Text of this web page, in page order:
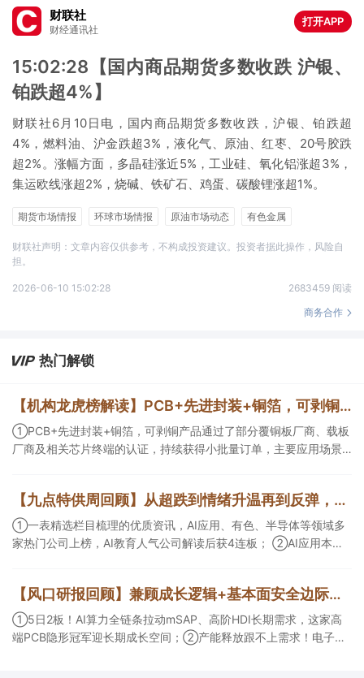
财联社
财经通讯社
打开APP
15:02:28【国内商品期货多数收跌 沪银、
铂跌超4%】
财联社6月10日电，国内商品期货多数收跌，沪银、铂跌超
4%，燃料油、沪金跌超3%，液化气、原油、红枣、20号胶跌
超2%。涨幅方面，多晶硅涨近5%，工业硅、氧化铝涨超3%，
集运欧线涨超2%，烧碱、铁矿石、鸡蛋、碳酸锂涨超1%。
期货市场情报 环球市场情报 原油市场动态
有色金属
财联社声明：文章内容仅供参考，不构成投资建议。投资者据此操作，风险自
担。
2026-06-10 15:02:28
2683459 阅读
商务合作
热门解锁
【机构龙虎榜解读】PCB+先进封装+铜箔，可剥铜产品通过了部分覆铜板厂商、载板厂商及相关芯片终端的认证，持续获得小批量订单，主要应用场景包括芯片封装光模块用PCB，机构大额净买入这家公司
①PCB+先进封装+铜箔，可剥铜产品通过了部分覆铜板厂商、载板
厂商及相关芯片终端的认证，持续获得小批量订单，主要应用场景
等方面具有丰富经验，具备承接细胞与基因治疗产品商业化受托生
产的合规资质，这家公司获净买入。
【九点特供周回顾】从超跌到情绪升温再到反弹，栏目梳理AI应用题材逻辑，AI教育人气公司解读后获4连板
①一表精选栏目梳理的优质资讯，AI应用、有色、半导体等领域多
家热门公司上榜，AI教育人气公司解读后获4连板； ②AI应用本周
角前瞻产业供需情况，提及2家核心公司双双涨停。
【风口研报回顾】兼顾成长逻辑+基本面安全边际！王牌自营前瞻覆盖“pcb+MLCC+电子布”，梳理AI产业链优质标的“深坑起跳”
①5日2板！AI算力全链条拉动mSAP、高阶HDI长期需求，这家高
端PCB隐形冠军迎长期成长空间；②产能释放跟不上需求！电子布